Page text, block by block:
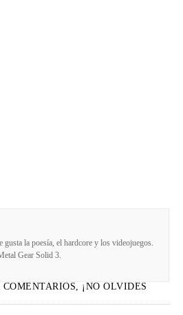
gusta la poesía, el hardcore y los videojuegos.
Gear Solid 3.
¡NO OLVIDES